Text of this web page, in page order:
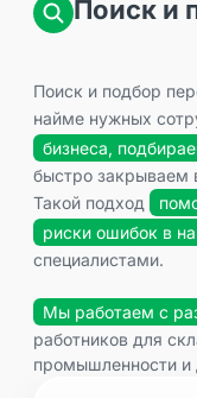
Поиск и
Поиск и подбор
найме нужных
бизнеса,
быстро закрываем
Такой подход
риски ошибок в
специалистами.
Мы работаем с
работников для
промышленности и